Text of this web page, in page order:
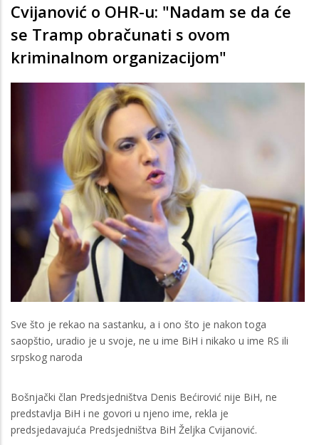
Cvijanović o OHR-u: "Nadam se da će
se Tramp obračunati s ovom
kriminalnom organizacijom"
Sve što je rekao na sastanku, a i ono što je nakon toga
saopštio, uradio je u svoje, ne u ime BiH i nikako u ime RS ili
srpskog naroda
Bošnjački član Predsjedništva Denis Bećirović nije BiH, ne
predstavlja BiH i ne govori u njeno ime, rekla je
predsjedavajuća Predsjedništva BiH Željka Cvijanović.